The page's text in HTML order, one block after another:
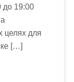
до 19:00
целях для
[…]